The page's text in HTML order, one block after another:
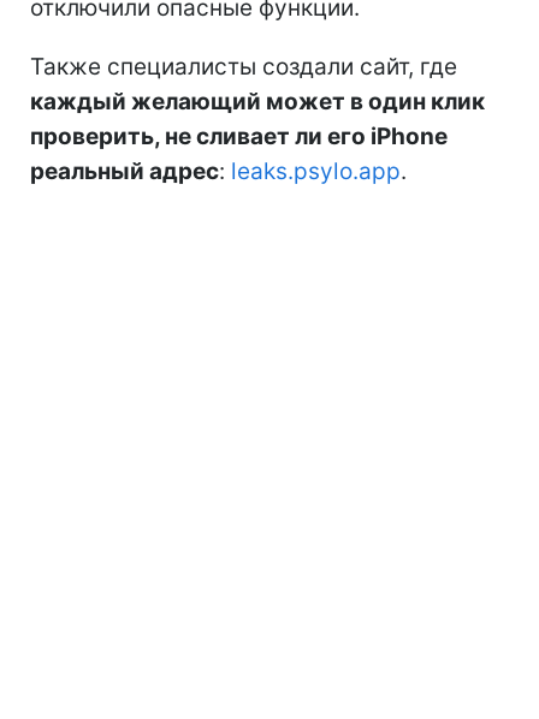
отключили опасные функции.
Также специалисты создали сайт, где
каждый желающий может в один клик
проверить, не сливает ли его iPhone
реальный адрес: leaks.psylo.app.